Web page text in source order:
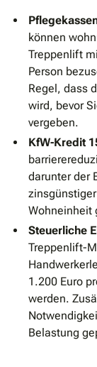
können
Treppenlift
Person
Regel, dass
wird, bevor
vergeben.
KfW-Kredit
darunter der
Wohneinheit
Steuerliche
Treppenlift-
1.200 Euro
werden.
Belastung